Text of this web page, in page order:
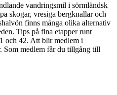
vandringsmil i sörmländsk
skogar, vresiga bergknallar och
finns många olika alternativ
Tips på fina etapper runt
och 42. Att blir medlem i
Som medlem får du tillgång till